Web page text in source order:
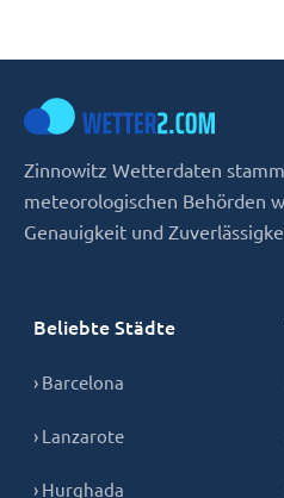
Zinnowitz Wetterdaten
meteorologischen Behörden
Genauigkeit und
Beliebte Städte
› Barcelona
› Lanzarote
› Hurghada